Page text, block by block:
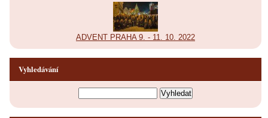
ADVENT PRAHA 9. - 11. 10. 2022
Vyhledávání